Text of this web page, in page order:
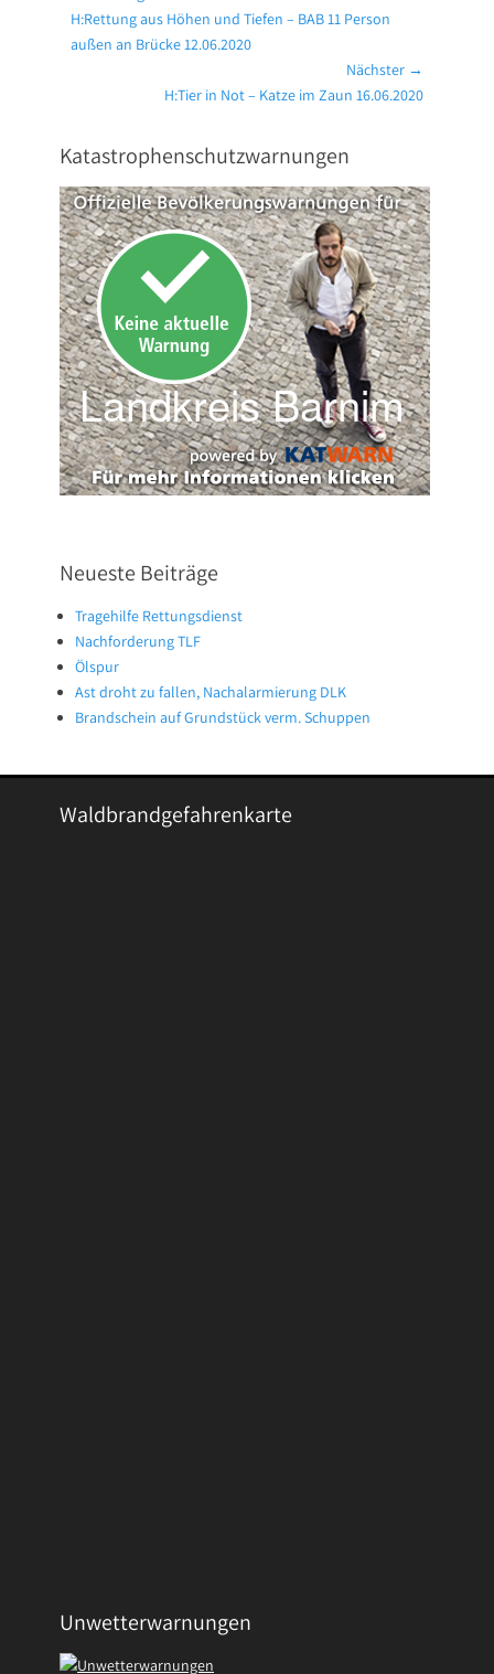
Vorheriger
Beitrag:
H:Rettung aus Höhen und Tiefen – BAB 11 Person
außen an Brücke 12.06.2020
Nächster →
H:Tier in Not – Katze im Zaun 16.06.2020
Katastrophenschutzwarnungen
Neueste Beiträge
Tragehilfe Rettungsdienst
Nachforderung TLF
Ölspur
Ast droht zu fallen, Nachalarmierung DLK
Brandschein auf Grundstück verm. Schuppen
Waldbrandgefahrenkarte
Unwetterwarnungen